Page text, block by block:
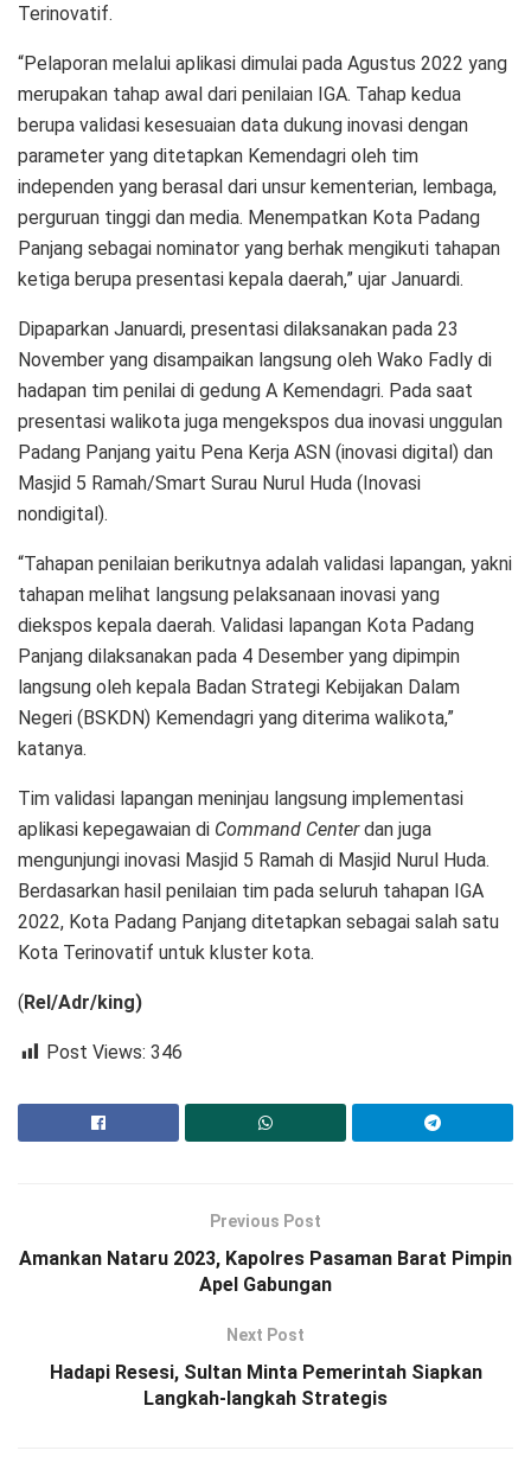
Terinovatif.
“Pelaporan melalui aplikasi dimulai pada Agustus 2022 yang
merupakan tahap awal dari penilaian IGA. Tahap kedua
berupa validasi kesesuaian data dukung inovasi dengan
parameter yang ditetapkan Kemendagri oleh tim
independen yang berasal dari unsur kementerian, lembaga,
perguruan tinggi dan media. Menempatkan Kota Padang
Panjang sebagai nominator yang berhak mengikuti tahapan
ketiga berupa presentasi kepala daerah,” ujar Januardi.
Dipaparkan Januardi, presentasi dilaksanakan pada 23
November yang disampaikan langsung oleh Wako Fadly di
hadapan tim penilai di gedung A Kemendagri. Pada saat
presentasi walikota juga mengekspos dua inovasi unggulan
Padang Panjang yaitu Pena Kerja ASN (inovasi digital) dan
Masjid 5 Ramah/Smart Surau Nurul Huda (Inovasi
nondigital).
“Tahapan penilaian berikutnya adalah validasi lapangan, yakni
tahapan melihat langsung pelaksanaan inovasi yang
diekspos kepala daerah. Validasi lapangan Kota Padang
Panjang dilaksanakan pada 4 Desember yang dipimpin
langsung oleh kepala Badan Strategi Kebijakan Dalam
Negeri (BSKDN) Kemendagri yang diterima walikota,”
katanya.
Tim validasi lapangan meninjau langsung implementasi
aplikasi kepegawaian di Command Centerdan juga
mengunjungi inovasi Masjid 5 Ramah di Masjid Nurul Huda.
Berdasarkan hasil penilaian tim pada seluruh tahapan IGA
2022, Kota Padang Panjang ditetapkan sebagai salah satu
Kota Terinovatif untuk kluster kota.
(Rel/Adr/king)
Post Views: 346
Previous Post
Amankan Nataru 2023, Kapolres Pasaman Barat Pimpin
Apel Gabungan
Next Post
Hadapi Resesi, Sultan Minta Pemerintah Siapkan
Langkah-langkah Strategis